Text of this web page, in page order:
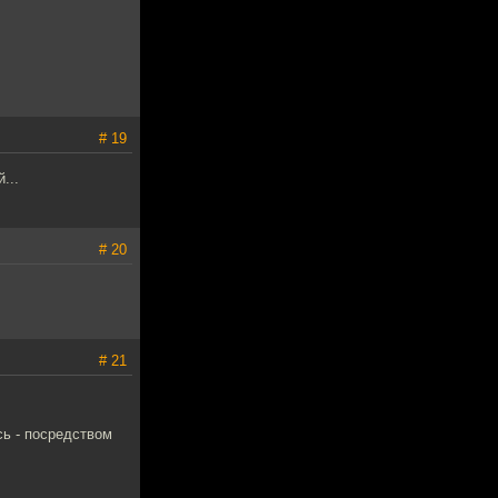
# 19
# 20
# 21
- посредством